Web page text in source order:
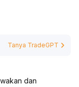
Tanya TradeGPT
dan